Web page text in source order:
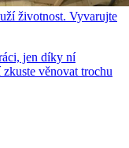
životnost. Vyvarujte
jen díky ní
věnovat trochu